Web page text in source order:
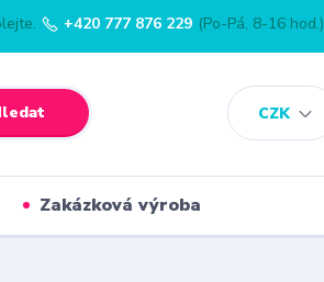
CZK
+420 777 876 229 (Po-Pá, 8-16 hod.)
Zakázková výroba